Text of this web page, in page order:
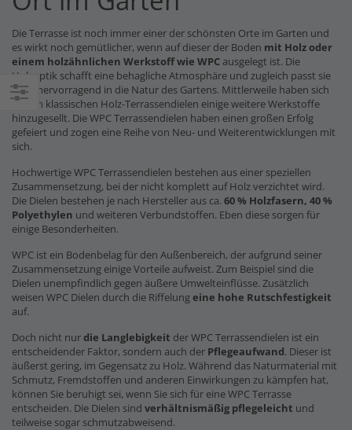
Die Terrasse ist noch immer einer der schönsten Orte im Garten und
es wirkt noch gemütlicher, wenn auf dieser der Boden mit Holz oder
einem holzähnlichen Werkstoff wie WPCausgelegt ist. Die
Holzoptik schafft eine behagliche Atmosphäre und zugleich passt sie
auch hervorragend in die Natur des Gartens. Mittlerweile haben sich
zu den klassischen Holz-Terrassendielen einige weitere Werkstoffe
hinzugesellt. Die WPC Terrassendielen haben einen großen Erfolg
gefeiert und zogen eine Reihe von Neu- und Weiterentwicklungen mit
sich.
Hochwertige WPC Terrassendielen bestehen aus einer speziellen
Zusammensetzung, bei der nicht komplett auf Holz verzichtet wird.
Die Dielen bestehen je nach Hersteller aus ca. 60 % Holzfasern, 40 %
Polyethylen und weiteren Verbundstoffen. Eben diese sorgen für
einige Besonderheiten.
WPC ist ein Bodenbelag für den Außenbereich, der aufgrund seiner
Zusammensetzung einige Vorteile aufweist. Zum Beispiel sind die
Dielen unempfindlich gegen äußere Umwelteinflüsse. Zusätzlich
weisen WPC Dielen durch die Riffelungeine hohe Rutschfestigkeit
auf.
Doch nicht nurdie Langlebigkeit der WPC Terrassendielen ist ein
entscheidender Faktor, sondern auch der Pflegeaufwand. Dieser ist
äußerst gering, im Gegensatz zu Holz. Während das Naturmaterial mit
Schmutz, Fremdstoffen und anderen Einwirkungen zu kämpfen hat,
können Sie beruhigt sei, wenn Sie sich für eine WPC Terrasse
entscheiden. Die Dielen sind verhältnismäßig pflegeleicht und
teilweise sogar schmutzabweisend.
Einkaufsoptionen